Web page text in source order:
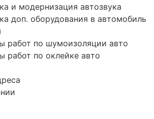
и модернизация автозвука
доп. оборудования в автомобиль
работ по шумоизоляции авто
работ по оклейке авто